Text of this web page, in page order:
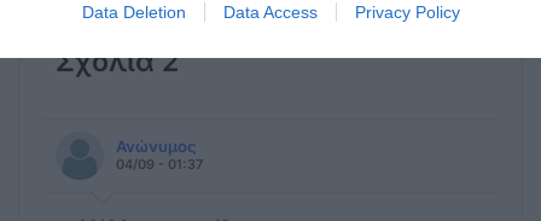
Data Deletion Data Access Privacy Policy
Σχόλια 2
Ανώνυμος
04/09 - 01:37